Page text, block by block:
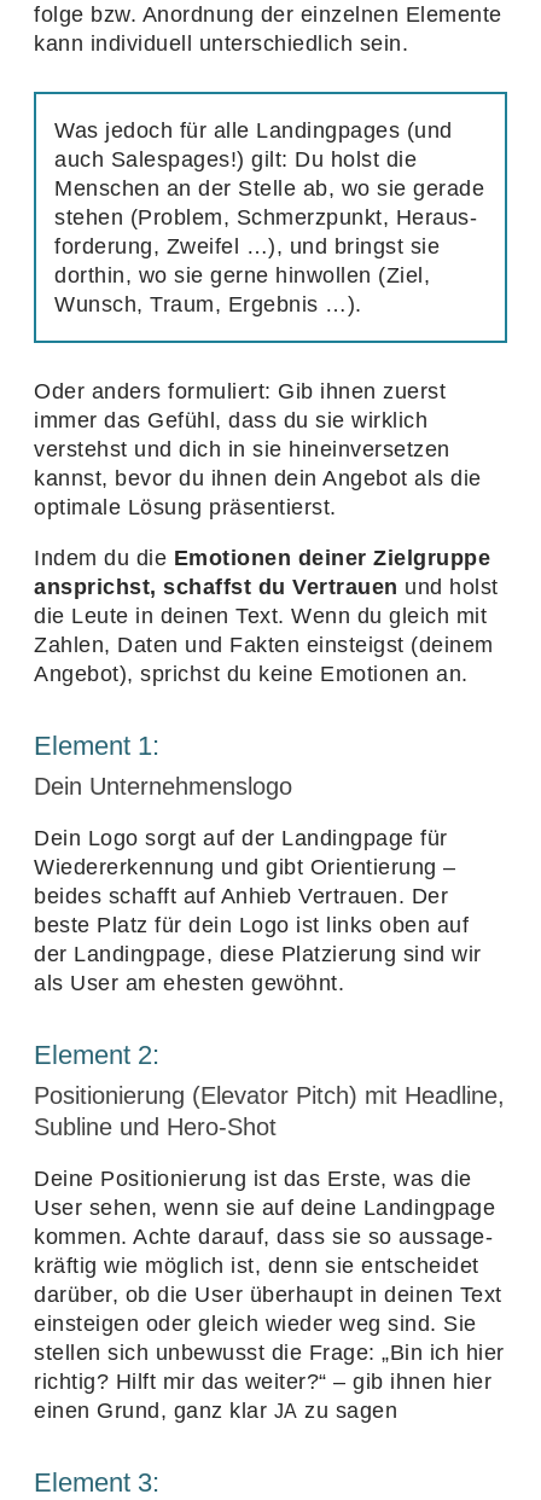
folge bzw. Anord­nung der einzelnen Elemente
kann indi­vi­duell unter­schied­lich sein.
Was jedoch für alle Landing­pages (und
auch Sales­pages!) gilt: Du holst die
Menschen an der Stelle ab, wo sie gerade
stehen (Problem, Schmerz­punkt, Heraus­
for­de­rung, Zweifel …), und bringst sie
dorthin, wo sie gerne hinwollen (Ziel,
Wunsch, Traum, Ergebnis …).
Oder anders formu­liert: Gib ihnen zuerst
immer das Gefühl, dass du sie wirk­lich
verstehst und dich in sie hinein­ver­setzen
kannst, bevor du ihnen dein Angebot als die
opti­male Lösung präsentierst.
Indem du die Emotionen deiner Ziel­gruppe
ansprichst, schaffst du Vertrauen und holst
die Leute in deinen Text. Wenn du gleich mit
Zahlen, Daten und Fakten einsteigst (deinem
Angebot), sprichst du keine Emotionen an.
Element 1:
Dein Unternehmenslogo
Dein Logo sorgt auf der Landing­page für
Wieder­erken­nung und gibt Orien­tie­rung –
beides schafft auf Anhieb Vertrauen. Der
beste Platz für dein Logo ist links oben auf
der Landing­page, diese Plat­zie­rung sind wir
als User am ehesten gewöhnt.
Element 2:
Positionierung (Elevator Pitch) mit Headline,
Subline und Hero-Shot
Deine Posi­tio­nie­rung ist das Erste, was die
User sehen, wenn sie auf deine Landing­page
kommen. Achte darauf, dass sie so aussa­ge­
kräftig wie möglich ist, denn sie entscheidet
darüber, ob die User über­haupt in deinen Text
einsteigen oder gleich wieder weg sind. Sie
stellen sich unbe­wusst die Frage: „Bin ich hier
richtig? Hilft mir das weiter?“ – gib ihnen hier
einen Grund, ganz klar JA zu sagen
Element 3: